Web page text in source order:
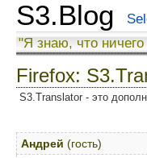
S3.Blog
"Я знаю, что
Firefox:
S3.Translator - это
Андрей (гость)